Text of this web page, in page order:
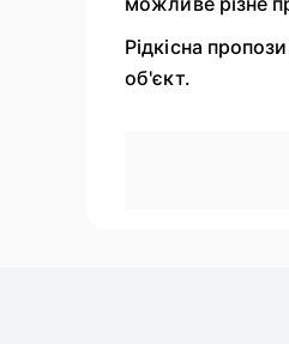
Рідкісна
об'єкт.